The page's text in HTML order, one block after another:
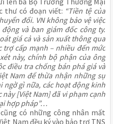
thư có đoạn viết: “Tiền tệ của
đổi. VN không bảo vệ việc
và ban giám đốc công ty.
giá cả và sản xuất thông qua
trợ cấp mạnh – nhiều đến mức
này, chính bộ phận của ông
điều tra chống bán phá giá và
Nam để thừa nhận những sự
gì nữa, các hoạt động kinh
[Việt Nam] đã vi phạm cạnh
hợp pháp”…
có những công nhân mất
Nam đều ký vào bảo trợ TNS